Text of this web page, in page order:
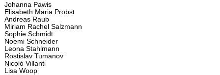
Johanna Pawis
Elisabeth Maria Probst
Andreas Raub
Miriam Rachel Salzmann
Sophie Schmidt
Noemi Schneider
Leona Stahlmann
Rostislav Tumanov
Nicolò Villanti
Lisa Woop